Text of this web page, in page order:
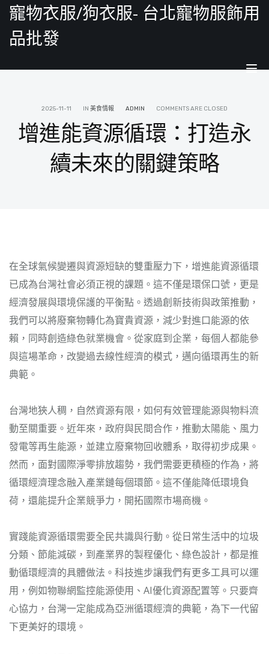
寵物衣服/狗衣服- 台北寵物服飾用
品批發
2025-11-11 IN 美食情報 ADMIN COMMENTS ARE CLOSED
增進能資源循環：打造永
續未來的關鍵策略
在全球氣候變遷與資源短缺的雙重壓力下，增進能資源循環
已成為台灣社會必須正視的課題。這不僅是環保口號，更是
經濟發展與環境保護的平衡點。透過創新技術與政策推動，
我們可以將廢棄物轉化為寶貴資源，減少對進口能源的依
賴，同時創造綠色就業機會。從家庭到企業，每個人都能參
與這場革命，改變過去線性經濟的模式，邁向循環再生的新
典範。
台灣地狹人稠，自然資源有限，如何有效管理能源與物料流
動至關重要。近年來，政府與民間合作，推動太陽能、風力
發電等再生能源，並建立廢棄物回收體系，取得初步成果。
然而，面對國際淨零排放趨勢，我們需要更積極的作為，將
循環經濟理念融入產業鏈每個環節。這不僅能降低環境負
荷，還能提升企業競爭力，開拓國際市場商機。
實踐能資源循環需要全民共識與行動。從日常生活中的垃圾
分類、節能減碳，到產業界的製程優化、綠色設計，都是推
動循環經濟的具體做法。科技進步讓我們有更多工具可以運
用，例如物聯網監控能源使用、AI優化資源配置等。只要齊
心協力，台灣一定能成為亞洲循環經濟的典範，為下一代留
下更美好的環境。